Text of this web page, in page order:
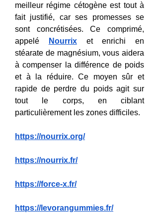
meilleur régime cétogène est tout à
fait justifié, car ses promesses se
sont concrétisées. Ce comprimé,
appelé
Nourrix et enrichi en
stéarate de magnésium, vous aidera
à compenser la différence de poids
et à la réduire. Ce moyen sûr et
rapide de perdre du poids agit sur
tout le corps, en ciblant
particulièrement les zones difficiles.
https://nourrix.org/
https://nourrix.fr/
https://force-x.fr/
https://levorangummies.fr/